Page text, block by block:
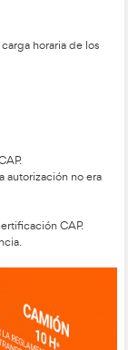
centros de
cumpliendo
un sistema de
asistencia a los
o autobús.
FP Técnico en
140 horas)